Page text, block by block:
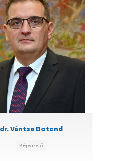
dr. Vántsa Botond
Képviselő